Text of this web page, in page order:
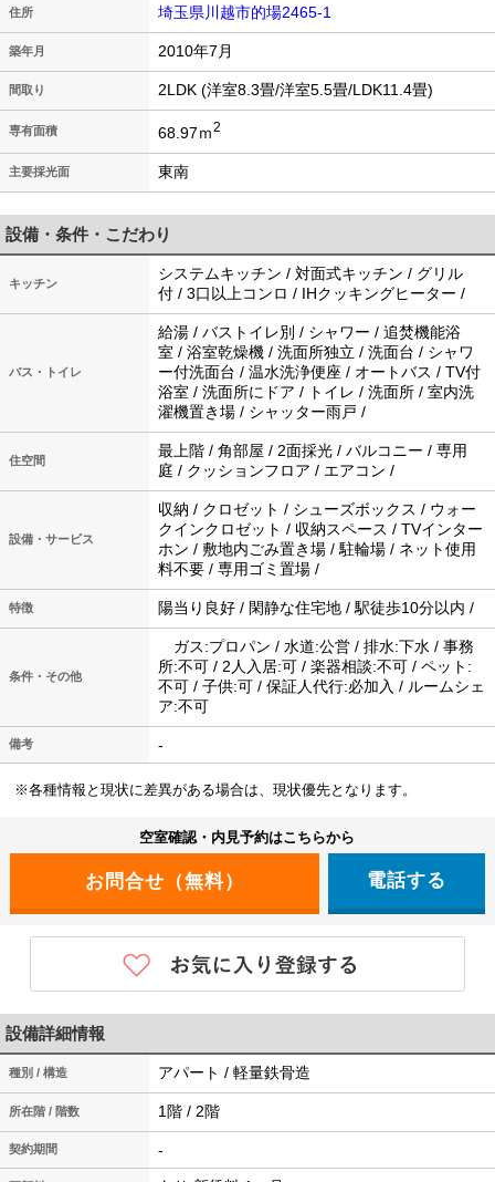
住所 埼玉県川越市的場2465-1
築年月 2010年7月
間取り 2LDK (洋室8.3畳/洋室5.5畳/LDK11.4畳)
専有面積 68.97ｍ2
主要採光面 東南
設備・条件・こだわり
キッチン
システムキッチン / 対面式キッチン / グリル
付 / 3口以上コンロ / IHクッキングヒーター /
バス・トイレ
給湯 / バストイレ別 / シャワー / 追焚機能浴
室 / 浴室乾燥機 / 洗面所独立 / 洗面台 / シャワ
ー付洗面台 / 温水洗浄便座 / オートバス / TV付
浴室 / 洗面所にドア / トイレ / 洗面所 / 室内洗
濯機置き場 / シャッター雨戸 /
住空間
最上階 / 角部屋 / 2面採光 / バルコニー / 専用
庭 / クッションフロア / エアコン /
設備・サービス
収納 / クロゼット / シューズボックス / ウォー
クインクロゼット / 収納スペース / TVインター
ホン / 敷地内ごみ置き場 / 駐輪場 / ネット使用
料不要 / 専用ゴミ置場 /
特徴 陽当り良好 / 閑静な住宅地 / 駅徒歩10分以内 /
条件・その他
ガス:プロパン / 水道:公営 / 排水:下水 / 事務
所:不可 / 2人入居:可 / 楽器相談:不可 / ペット:
不可 / 子供:可 / 保証人代行:必加入 / ルームシェ
ア:不可
備考 -
※各種情報と現状に差異がある場合は、現状優先となります。
空室確認・内見予約はこちらから
電話する
設備詳細情報
種別 / 構造 アパート / 軽量鉄骨造
所在階 / 階数 1階 / 2階
契約期間 -